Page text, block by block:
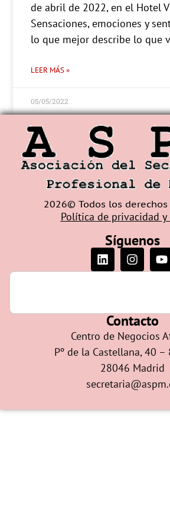
de abril de 2022, en el Hotel
Sensaciones, emociones y
lo que mejor describe lo que
LEER MÁS »
05/05/2022
2026© Todos los derechos
Política de privacidad y
Síguenos
Contacto
Centro de Negocios
Pº de la Castellana, 40 –
28046 Madrid